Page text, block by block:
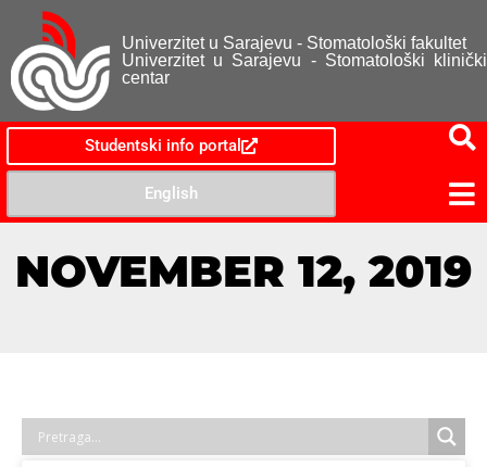
Univerzitet u Sarajevu - Stomatološki fakultet
Univerzitet u Sarajevu - Stomatološki klinički
centar
Studentski info portal
English
NOVEMBER 12, 2019